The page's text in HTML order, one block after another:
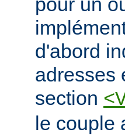
d'abord
adresses
section
le couple